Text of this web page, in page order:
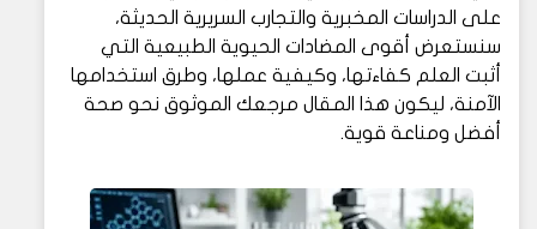
على الدراسات المخبرية والتجارب السريرية الحديثة،
سنستعرض أقوى المضادات الحيوية الطبيعية التي
أثبت العلم كفاءتها، وكيفية عملها، وطرق استخدامها
الآمنة، ليكون هذا المقال مرجعك الموثوق نحو صحة
أفضل ومناعة قوية.